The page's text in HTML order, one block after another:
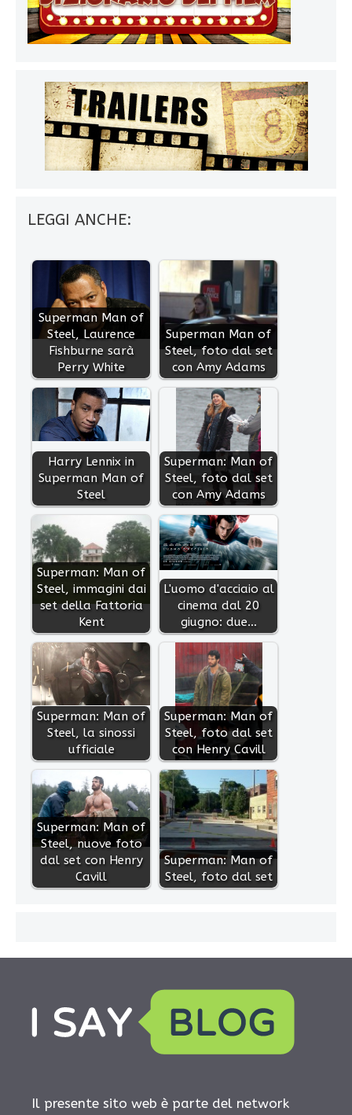
LEGGI ANCHE:
Superman Man of
Steel, Laurence
Fishburne sarà
Perry White
Superman Man of
Steel, foto dal set
con Amy Adams
Harry Lennix in
Superman Man of
Steel
Superman: Man of
Steel, foto dal set
con Amy Adams
Superman: Man of
Steel, immagini dai
set della Fattoria
Kent
L'uomo d'acciaio al
cinema dal 20
giugno: due…
Superman: Man of
Steel, la sinossi
ufficiale
Superman: Man of
Steel, foto dal set
con Henry Cavill
Superman: Man of
Steel, nuove foto
dal set con Henry
Cavill
Superman: Man of
Steel, foto dal set
Il presente sito web è parte del network